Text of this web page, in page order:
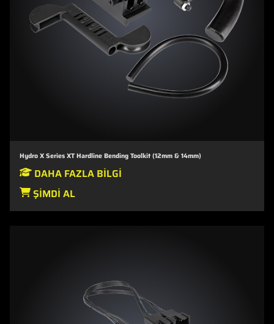
Hydro X Series XT Hardline Bending Toolkit (12mm & 14mm)
DAHA FAZLA BILGI
ŞIMDI AL